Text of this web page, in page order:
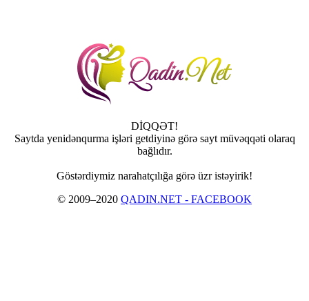
DİQQƏT!
Saytda yenidənqurma işləri getdiyinə görə sayt müvəqqəti olaraq
bağlıdır.
Göstərdiymiz narahatçılığa görə üzr istəyirik!
© 2009–2020 QADIN.NET - FACEBOOK